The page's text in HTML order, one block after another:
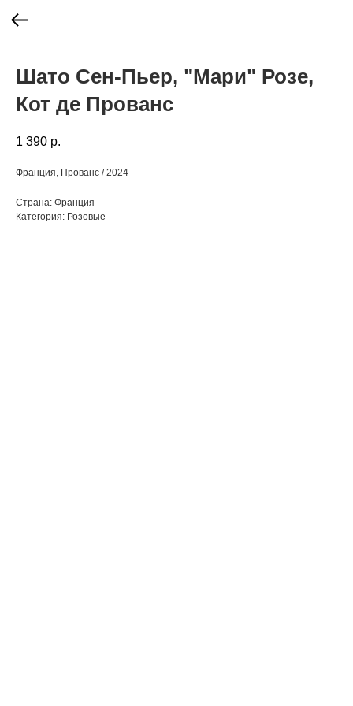
Шато Сен-Пьер, "Мари" Розе,
Кот де Прованс
1 390 р.
Франция, Прованс / 2024
Страна: Франция
Категория: Розовые